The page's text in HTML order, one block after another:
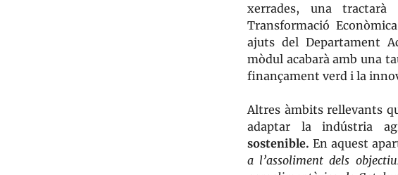
xerrades, una
Transformació
ajuts del Departament
mòdul acabarà amb una
finançament verd i la
Altres àmbits rellevants
adaptar la indústria
sostenible.En aquest
a l’assoliment dels